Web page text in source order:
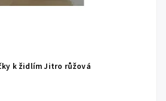
Jitro Komplet područky k židlím Jitro růžová